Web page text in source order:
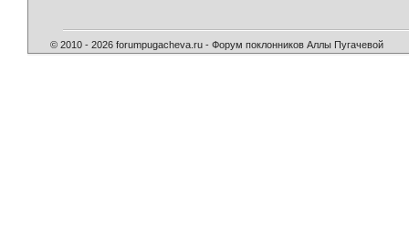
© 2010 - 2026 forumpugacheva.ru - Форум поклонников Аллы Пугачевой